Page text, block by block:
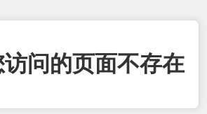
问的页面不存在